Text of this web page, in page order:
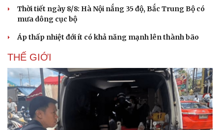
Thời tiết ngày 8/8: Hà Nội nắng 35 độ, Bắc Trung Bộ có
mưa dông cục bộ
Áp thấp nhiệt đới ít có khả năng mạnh lên thành bão
THẾ GIỚI